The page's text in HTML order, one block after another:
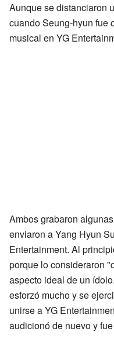
Aunque se distanciaron
cuando Seung-hyun fue
musical en YG
Ambos grabaron
enviaron a Yang Hyun
Entertainment. Al
porque lo consideraron
aspecto ideal de un
esforzó mucho y se
unirse a YG
audicionó de nuevo y